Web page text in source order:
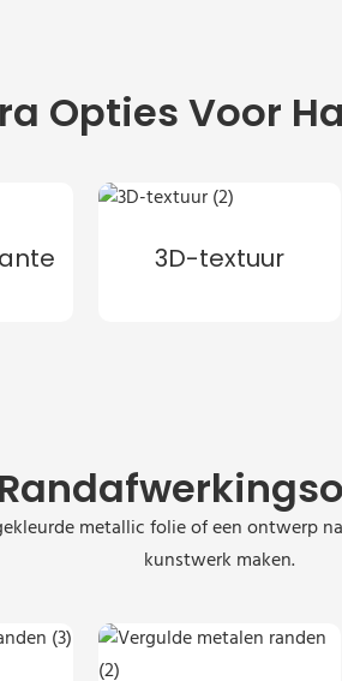
Opties Voor
3D-textuur
metallic folie of een ontwerp
kunstwerk maken.